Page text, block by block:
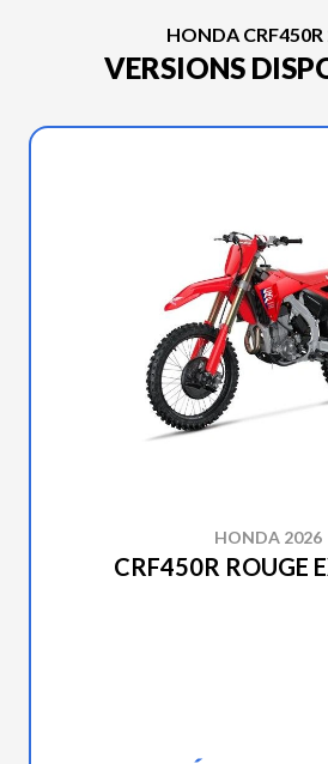
HONDA CRF450R
VERSIONS
HONDA 2026
CRF450R ROUGE